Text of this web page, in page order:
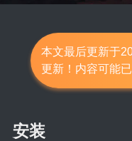
本文最后更新于
更新！内容可能
安装
音乐岛
笔记本